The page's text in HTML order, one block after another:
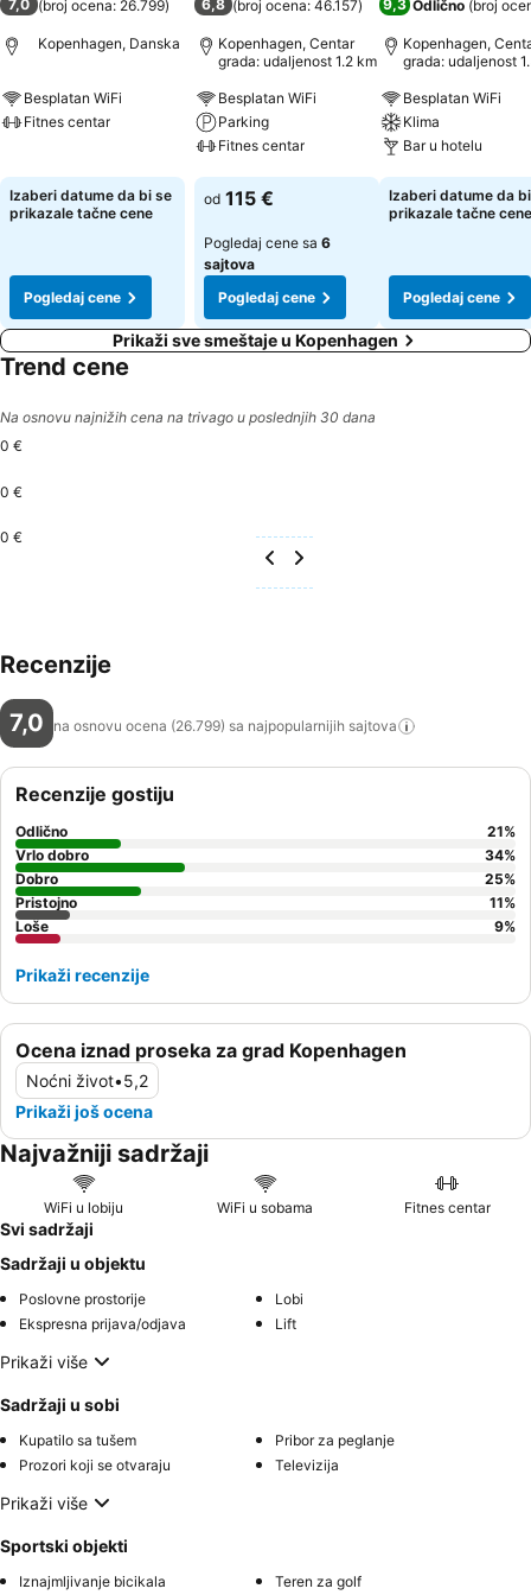
7,0 (broj ocena: 26.799)
Kopenhagen, Danska
Besplatan WiFi
Fitnes centar
Izaberi datume da bi se
prikazale tačne cene
Pogledaj cene
6,8 (broj ocena: 46.157)
Kopenhagen, Centar
grada: udaljenost 1.2 km
Besplatan WiFi
Parking
Fitnes centar
Pogledaj cene
od 115 €
Pogledaj cene sa 6
sajtova
Pogledaj cene
9,3 Odlično (broj
Kopenhagen,
grada: udaljenost
Besplatan WiFi
Klima
Bar u hotelu
Pogledaj cene
Izaberi datume da
prikazale tačne cene
Pogledaj cene
Prikaži sve smeštaje u Kopenhagen
Trend cene
Na osnovu najnižih cena na trivago u poslednjih 30 dana
0 €
0 €
0 €
Recenzije
7,0 na osnovu ocena (26.799) sa najpopularnijih sajtova
Ocena iznad proseka za grad Kopenhagen
Noćni život•5,2
Prikaži još ocena
Recenzije gostiju
Odlično 21%
Vrlo dobro
34%
Dobro
25%
Pristojno
11%
Loše
9%
Prikaži recenzije
Najvažniji sadržaji
WiFi u lobiju WiFi u sobama Fitnes centar
Svi sadržaji
Sadržaji u objektu
Poslovne prostorije
Lobi
Ekspresna prijava/odjava
Lift
Prikaži više
Sadržaji u sobi
Kupatilo sa tušem
Pribor za peglanje
Prozori koji se otvaraju
Televizija
Prikaži više
Sportski objekti
Iznajmljivanje bicikala Teren za golf